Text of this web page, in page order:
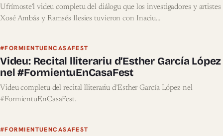
Ufrímoste’l videu completu del diálogu que los investigadores y artistes
Xosé Ambás y Ramsés Ilesies tuvieron con Inaciu…
#FORMIENTUENCASAFEST
Videu: Recital lliterariu d’Esther García López
nel #FormientuEnCasaFest
Videu completu del recital lliterariu d’Esther García López nel
#FormientuEnCasaFest.
#FORMIENTUENCASAFEST